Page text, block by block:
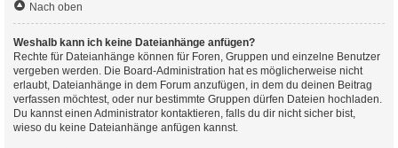
Nach oben
Weshalb kann ich keine Dateianhänge anfügen?
Rechte für Dateianhänge können für Foren, Gruppen und einzelne Benutzer
vergeben werden. Die Board-Administration hat es möglicherweise nicht
erlaubt, Dateianhänge in dem Forum anzufügen, in dem du deinen Beitrag
verfassen möchtest, oder nur bestimmte Gruppen dürfen Dateien hochladen.
Du kannst einen Administrator kontaktieren, falls du dir nicht sicher bist,
wieso du keine Dateianhänge anfügen kannst.